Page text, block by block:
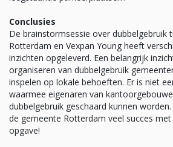
Conclusies
De brainstormsessie over dubbelgebruik
Rotterdam en Vexpan Young heeft
inzichten opgeleverd. Een belangrijk
organiseren van dubbelgebruik
inspelen op lokale behoeften. Er is niet
waarmee eigenaren van
dubbelgebruik geschaard kunnen
de gemeente Rotterdam veel succes
opgave!